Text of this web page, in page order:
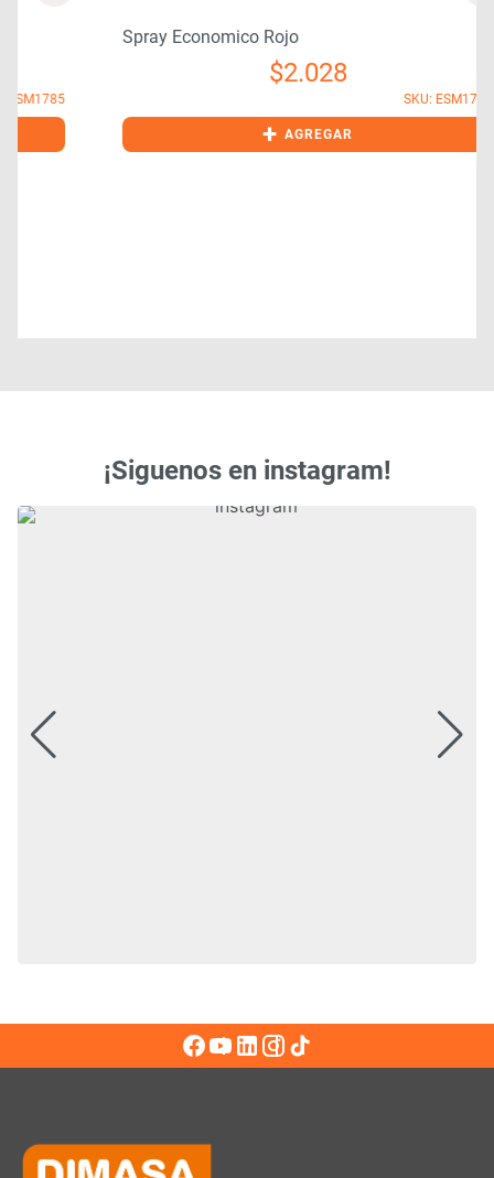
Spray Economico Rojo
2.028
SKU: ESM1770
AGREGAR
¡Siguenos en instagram!